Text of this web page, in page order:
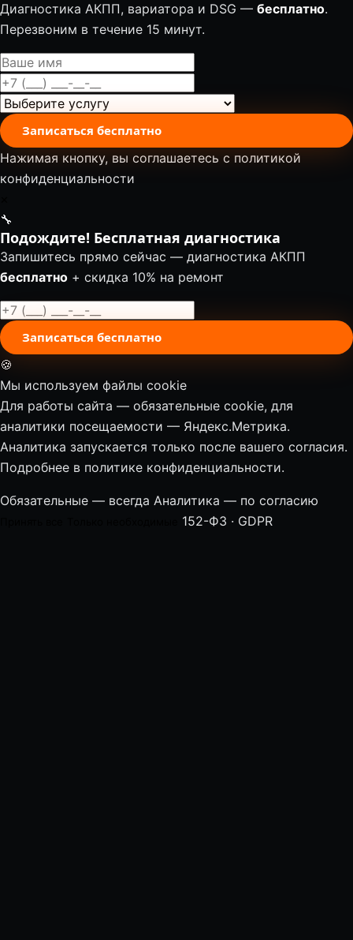
Диагностика АКПП, вариатора и DSG — бесплатно.
Перезвоним в течение 15 минут.
Записаться бесплатно
Нажимая кнопку, вы соглашаетесь с политикой
конфиденциальности
🔧
Подождите! Бесплатная диагностика
Запишитесь прямо сейчас — диагностика АКПП
бесплатно + скидка 10% на ремонт
Записаться бесплатно
🍪
Мы используем файлы cookie
Для работы сайта — обязательные cookie, для
аналитики посещаемости — Яндекс.Метрика.
Аналитика запускается только после вашего согласия.
Подробнее в политике конфиденциальности.
Обязательные — всегда Аналитика — по согласию
152-ФЗ · GDPR